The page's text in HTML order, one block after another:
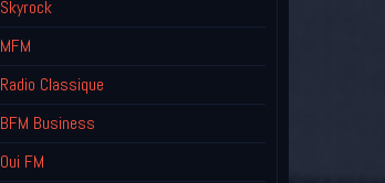
Skyrock
MFM
Radio Classique
BFM Business
Oui FM